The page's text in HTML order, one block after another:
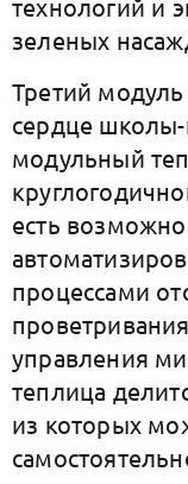
технологий и
зеленых
Третий
сердце
модульный
есть
процессами
управления
теплица
из которых